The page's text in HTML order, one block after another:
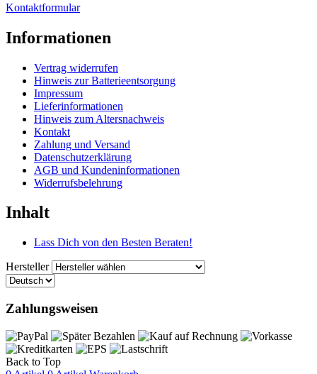
Kontaktformular
Informationen
Vertrag widerrufen
Hinweis zur Batterieentsorgung
Impressum
Lieferinformationen
Hinweis zum Altersnachweis
Kontakt
Zahlung und Versand
Datenschutzerklärung
AGB und Kundeninformationen
Widerrufsbelehrung
Inhalt
Lass Dich von den Besten Beraten!
Hersteller
Zahlungsweisen
Back to Top